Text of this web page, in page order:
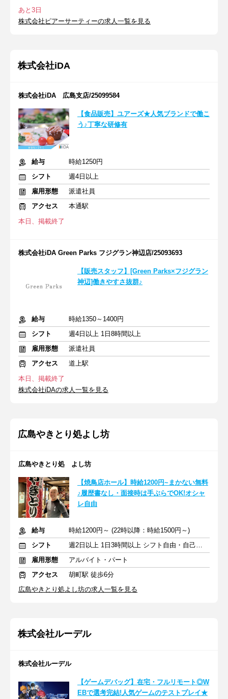
あと3日
株式会社ピアーサーティーの求人一覧を見る
株式会社iDA
株式会社iDA 広島支店/25099584
【食品販売】ユアーズ★人気ブランドで働こ
う♪丁寧な研修有
給与
時給1250円
シフト
週4日以上
雇用形態
派遣社員
アクセス
本通駅
本日、掲載終了
株式会社iDA Green Parks フジグラン神辺店/25093693
【販売スタッフ】[Green Parks×フジグラン
神辺]働きやすさ抜群♪
給与
時給1350～1400円
シフト
週4日以上 1日8時間以上
雇用形態
派遣社員
アクセス
道上駅
本日、掲載終了
株式会社iDAの求人一覧を見る
広島やきとり処よし坊
広島やきとり処 よし坊
【焼鳥店ホール】時給1200円~まかない無料
♪履歴書なし・面接時は手ぶらでOK!オシャ
レ自由
給与
時給1200円～ (22時以降：時給1500円～)
シフト
週2日以上 1日3時間以上 シフト自由・自己申告
雇用形態
アルバイト・パート
アクセス
胡町駅 徒歩6分
広島やきとり処よし坊の求人一覧を見る
株式会社ルーデル
株式会社ルーデル
【ゲームデバッグ】在宅・フルリモート◎W
EBで選考完結!人気ゲームのテストプレイ★